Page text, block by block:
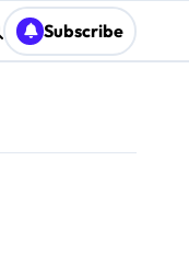
Subscribe